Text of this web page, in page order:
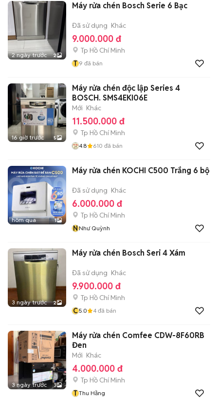
2 ngày trước 2
Máy rửa chén Bosch Serie 6 Bạc
Đã sử dụng Khác
9.000.000 đ
Tp Hồ Chí Minh
T 9 đã bán
16 giờ trước 5
Máy rửa chén độc lập Series 4
BOSCH. SMS4EKI06E
Mới Khác
11.500.000 đ
Tp Hồ Chí Minh
4.8 610 đã bán
hôm qua 1
Máy rửa chén KOCHI C500 Trắng 6 bộ
Đã sử dụng Khác
6.000.000 đ
Tp Hồ Chí Minh
NNhư Quỳnh
3 ngày trước 2
Máy rửa chén Bosch Seri 4 Xám
Đã sử dụng Khác
9.900.000 đ
Tp Hồ Chí Minh
C5.0 4 đã bán
3 ngày trước 3
Máy rửa chén Comfee CDW-8F60RB
Đen
Mới Khác
4.000.000 đ
Tp Hồ Chí Minh
T Thu Hằng